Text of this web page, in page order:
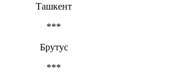
Ташкент
***
Брутус
***